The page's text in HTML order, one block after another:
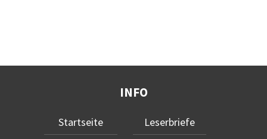
INFO
Startseite
Leserbriefe